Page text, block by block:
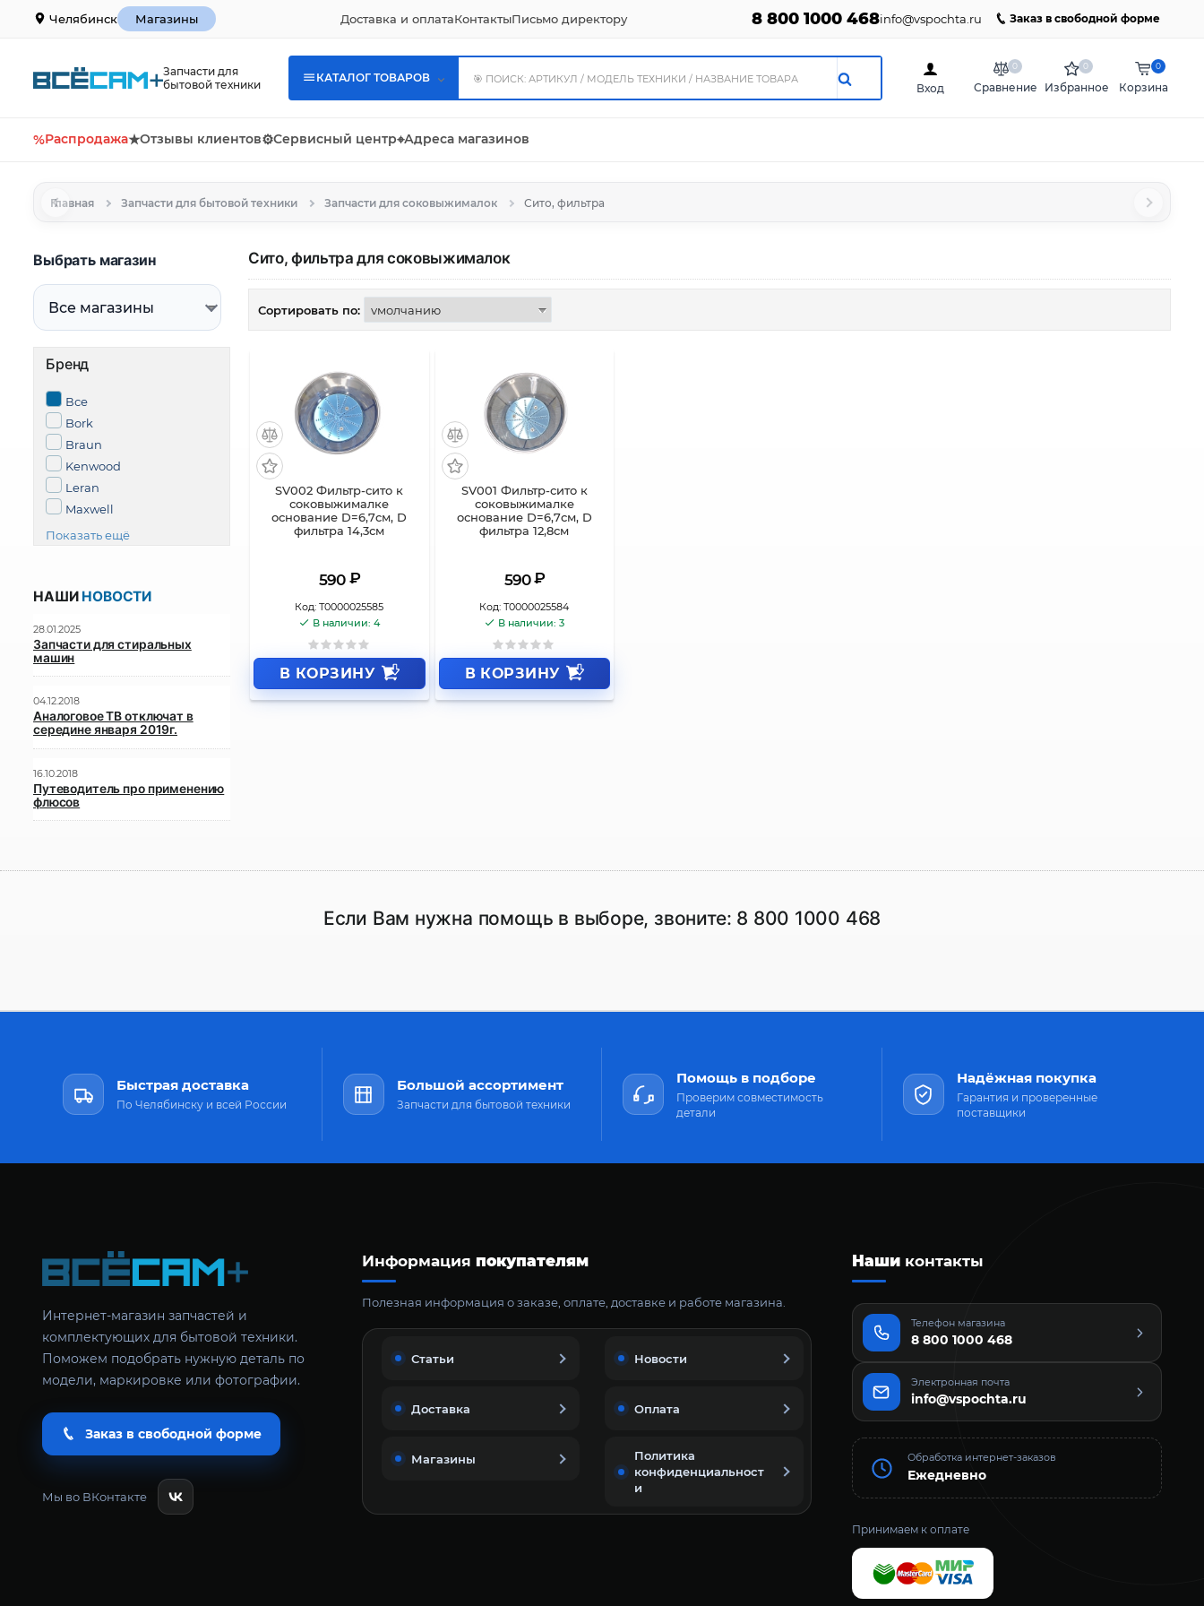
Челябинск Магазины Доставка и оплатаКонтактыПисьмо директору 8 800 1000 468info@vspochta.ru Заказ в свободной форме
Запчасти для
бытовой техники
КАТАЛОГ ТОВАРОВ
Вход Сравнение
0
Избранное
0
Корзина
0
%Распродажа★Отзывы клиентов⚙Сервисный центр⌖Адреса магазинов
Главная Запчасти для бытовой техники Запчасти для соковыжималок Сито, фильтра
Выбрать магазин
Бренд
Все
Bork
Braun
Kenwood
Leran
Maxwell
Показать ещё
Сито, фильтра для соковыжималок
Сортировать по:
SV002 Фильтр-сито к
соковыжималке
основание D=6,7см, D
фильтра 14,3см
590 ₽
Код: Т0000025585
В наличии: 4
В КОРЗИНУ
SV001 Фильтр-сито к
соковыжималке
основание D=6,7см, D
фильтра 12,8см
590 ₽
Код: Т0000025584
В наличии: 3
В КОРЗИНУ
НАШИ НОВОСТИ
28.01.2025
Запчасти для стиральных
машин
04.12.2018
Аналоговое ТВ отключат в
середине января 2019г.
16.10.2018
Путеводитель про применению
флюсов
Если Вам нужна помощь в выборе, звоните: 8 800 1000 468
Быстрая доставка
По Челябинску и всей России
Большой ассортимент
Запчасти для бытовой техники
Помощь в подборе
Проверим совместимость
детали
Надёжная покупка
Гарантия и проверенные
поставщики
Интернет-магазин запчастей и
комплектующих для бытовой техники.
Поможем подобрать нужную деталь по
модели, маркировке или фотографии.
Заказ в свободной форме
Мы во ВКонтакте
Информация покупателям
Полезная информация о заказе, оплате, доставке и работе магазина.
Статьи Новости
Доставка Оплата
Магазины
Политика
конфиденциальност
и
Нашиконтакты
Телефон магазина
8 800 1000 468
Электронная почта
info@vspochta.ru
Обработка интернет-заказов
Ежедневно
Принимаем к оплате